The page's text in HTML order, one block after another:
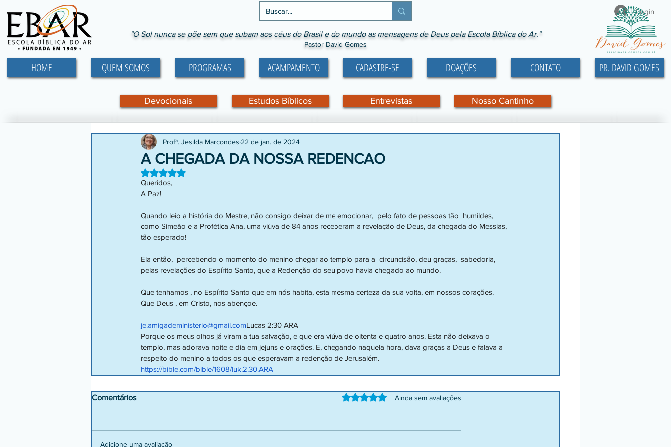
Login
"O Sol nunca se põe sem que subam aos céus do Brasil e do mundo as mensagens de Deus pela Escola Bíblica do Ar."
Pastor David Gomes
HOME QUEM SOMOS PROGRAMAS ACAMPAMENTO CADASTRE-SE DOAÇÕES CONTATO PR. DAVID GOMES
Devocionais Estudos Bíblicos Entrevistas Nosso Cantinho
A CHEGADA DA NOSSA REDENCAO
Profª. Jesilda Marcondes 22 de jan. de 2024
Avaliado com NaN de 5 estrelas.
Queridos,
A Paz!
Quando leio a história do Mestre, não consigo deixar de me emocionar,  pelo fato de pessoas tão  humildes,
como Simeão e a Profética Ana, uma viúva de 84 anos receberam a revelação de Deus, da chegada do Messias,
tão esperado!
Ela então,  percebendo o momento do menino chegar ao templo para a  circuncisão, deu graças,  sabedoria,
pelas revelações do Espírito Santo, que a Redenção do seu povo havia chegado ao mundo.
Que tenhamos , no Espírito Santo que em nós habita, esta mesma certeza da sua volta, em nossos corações.
Que Deus , em Cristo, nos abençoe.
je.amigadeministerio@gmail.comLucas 2:30 ARA
Porque os meus olhos já viram a tua salvação, e que era viúva de oitenta e quatro anos. Esta não deixava o
templo, mas adorava noite e dia em jejuns e orações. E, chegando naquela hora, dava graças a Deus e falava a
respeito do menino a todos os que esperavam a redenção de Jerusalém.
https://bible.com/bible/1608/luk.2.30.ARA
Comentários Avaliado com 0 de 5 estrelas.
Ainda sem avaliações
Adicione uma avaliação